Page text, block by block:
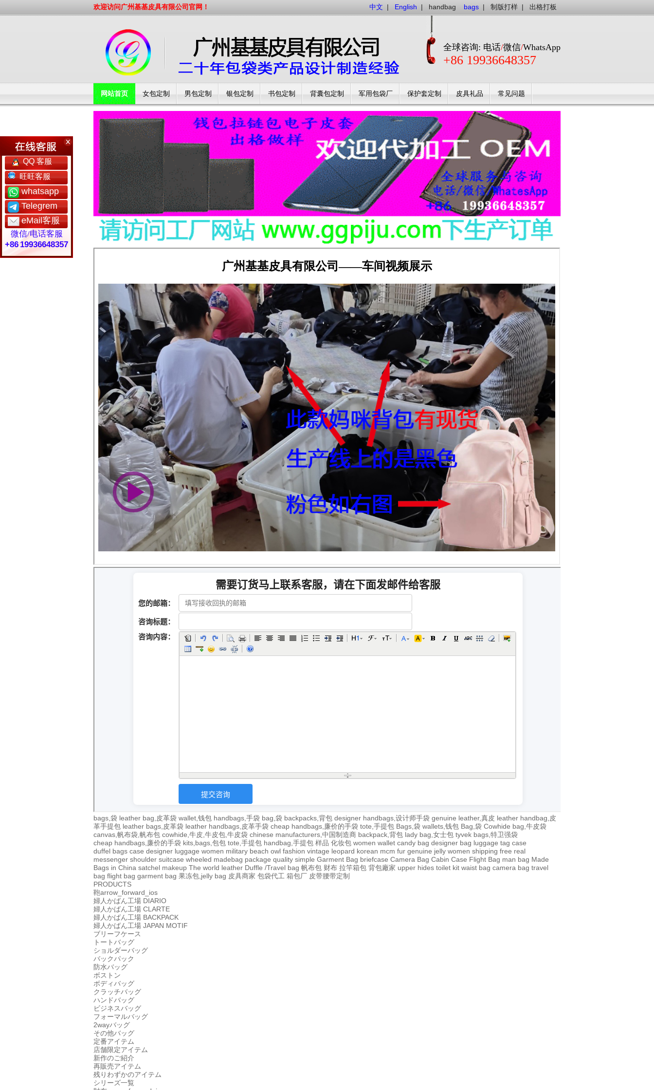
欢迎访问广州基基皮具有限公司官网！ 中文 | English | handbag bags | 制版打样 | 出格打板
全球咨询: 电话/微信/WhatsApp
+86 19936648357
网站首页 女包定制 男包定制 银包定制 书包定制 背囊包定制 军用包袋厂 保护套定制 皮具礼品 常见问题
工厂简介
bags,袋 leather bag,皮革袋 wallet,钱包 handbags,手袋 bag,袋 backpacks,背包 designer handbags,设计师手袋 genuine leather,真皮 leather handbag,皮
革手提包 leather bags,皮革袋 leather handbags,皮革手袋 cheap handbags,廉价的手袋 tote,手提包 Bags,袋 wallets,钱包 Bag,袋 Cowhide bag,牛皮袋
canvas,帆布袋,帆布包 cowhide,牛皮,牛皮包,牛皮袋 chinese manufacturers,中国制造商 backpack,背包 lady bag,女士包 tyvek bags,特卫强袋
cheap handbags,廉价的手袋 kits,bags,包包 tote,手提包 handbag,手提包 样品 化妆包 women wallet candy bag designer bag luggage tag case
duffel bags case designer luggage women military beach owl fashion vintage leopard korean mcm fur genuine jelly women shipping free real
messenger shoulder suitcase wheeled madebag package quality simple Garment Bag briefcase Camera Bag Cabin Case Flight Bag man bag Made
Bags in China satchel makeup The world leather Duffle /Travel bag 帆布包 财布 拉竿箱包 背包廠家 upper hides toilet kit waist bag camera bag travel
bag flight bag garment bag 果冻包,jelly bag 皮具商家 包袋代工 箱包厂 皮带腰带定制
PRODUCTS
鞄arrow_forward_ios
婦人かばん工場 DIARIO
婦人かばん工場 CLARTE
婦人かばん工場 BACKPACK
婦人かばん工場 JAPAN MOTIF
ブリーフケース
トートバッグ
ショルダーバッグ
バックパック
防水バッグ
ボストン
ボディバッグ
クラッチバッグ
ハンドバッグ
ビジネスバッグ
フォーマルバッグ
2wayバッグ
その他バッグ
定番アイテム
店舗限定アイテム
新作のご紹介
再販売アイテム
残りわずかのアイテム
シリーズ一覧
QQ 客服
旺旺客服
whatsapp
Telegrem
eMail客服
微信/电话客服
+86 19936648357